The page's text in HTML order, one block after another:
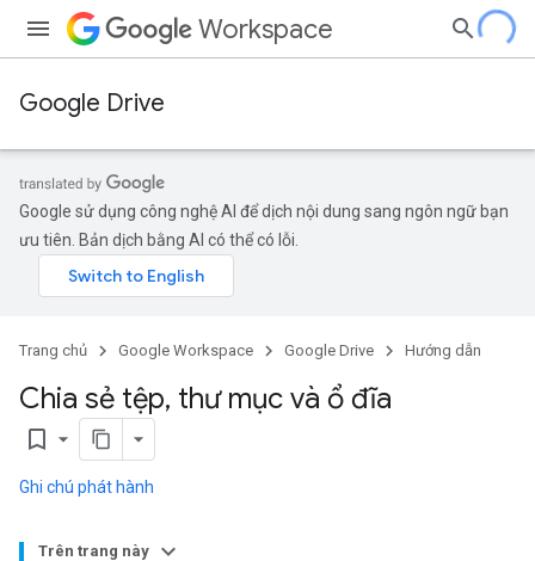
Workspace
Google Drive
Google sử dụng công nghệ AI để dịch nội dung sang ngôn ngữ bạn
ưu tiên. Bản dịch bằng AI có thể có lỗi.
Trang chủ Google Workspace Google Drive Hướng dẫn
Chia sẻ tệp, thư mục và ổ đĩa
bookmark_border
Ghi chú phát hành
Trên trang này